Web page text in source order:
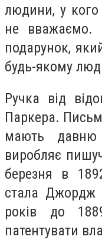
людини, у
не вважаємо.
подарунок,
будь-якому
Ручка від
Паркера.
мають давню
виробляє
березня в
стала
років до
патентувати